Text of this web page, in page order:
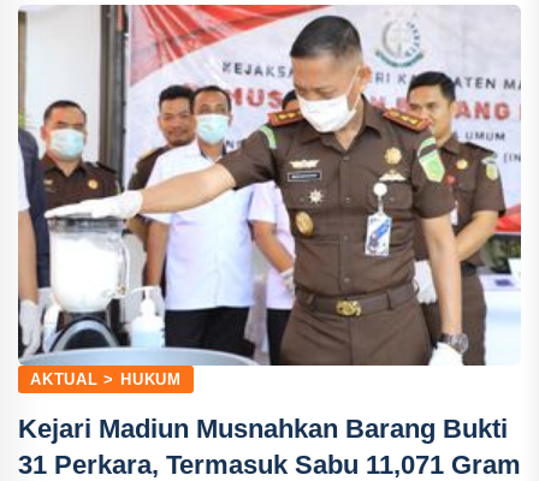
AKTUAL > HUKUM
Kejari Madiun Musnahkan Barang Bukti
31 Perkara, Termasuk Sabu 11,071 Gram